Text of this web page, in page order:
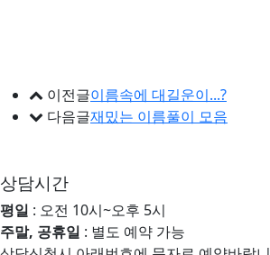
이전글이름속에 대길운이...?
다음글재밌는 이름풀이 모음
상담시간
평일 : 오전 10시~오후 5시
주말, 공휴일 : 별도 예약 가능